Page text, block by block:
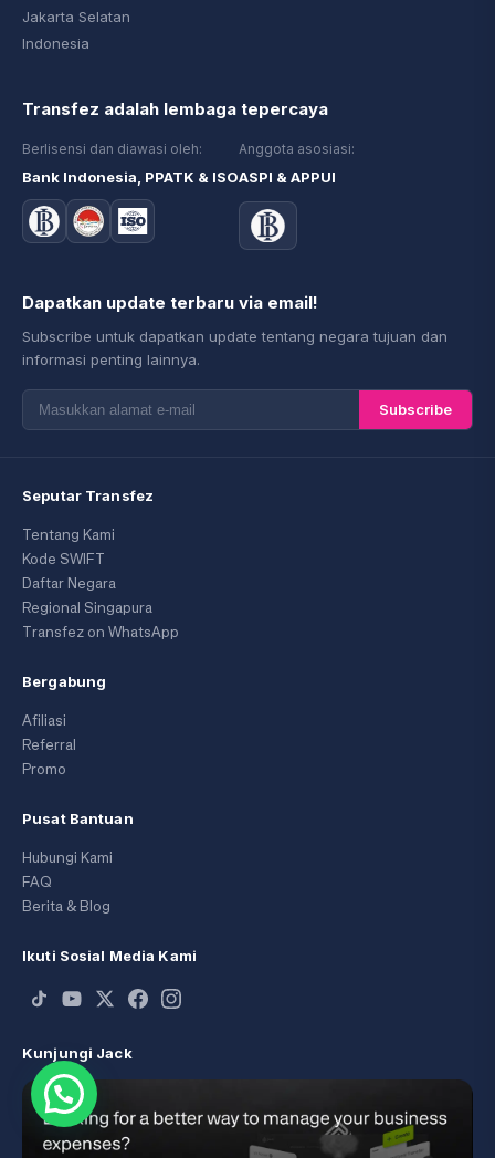
Jakarta Selatan
Indonesia
Transfez adalah lembaga tepercaya
Berlisensi dan diawasi oleh:
Bank Indonesia, PPATK & ISO
Anggota asosiasi:
ASPI & APPUI
Dapatkan update terbaru via email!
Subscribe untuk dapatkan update tentang negara tujuan dan
informasi penting lainnya.
Subscribe
Seputar Transfez
Tentang Kami
Kode SWIFT
Daftar Negara
Regional Singapura
Transfez on WhatsApp
Bergabung
Afiliasi
Referral
Promo
Pusat Bantuan
Hubungi Kami
FAQ
Berita & Blog
Ikuti Sosial Media Kami
Kunjungi Jack